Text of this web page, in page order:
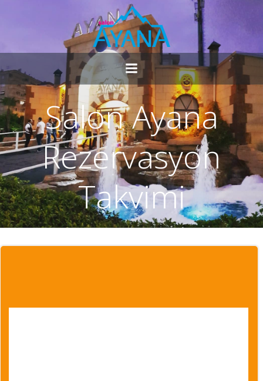
Salon Ayana
Rezervasyon
Takvimi